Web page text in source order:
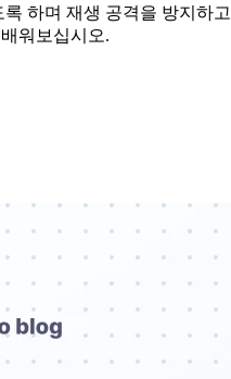
하며 재생 공격을 방지하고
워보십시오.